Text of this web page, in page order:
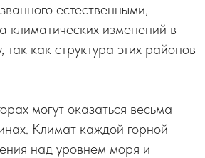
естественными,
изменений в
как структура этих районов
могут оказаться весьма
Климат каждой горной
над уровнем моря и